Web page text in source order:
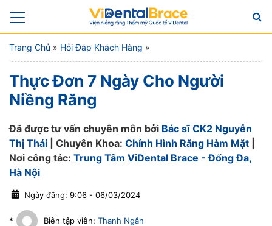
Trang Chủ » Hỏi Đáp Khách Hàng »
Thực Đơn 7 Ngày Cho Người
Niềng Răng
Đã được tư vấn chuyên môn bởi Bác sĩ CK2 Nguyễn
Thị Thái | Chuyên Khoa: Chỉnh Hình Răng Hàm Mặt
Nơi công tác: Trung Tâm ViDental Brace - Đống Đa,
Hà Nội
Ngày đăng: 9:06 - 06/03/2024
* Biên tập viên: Thanh Ngân